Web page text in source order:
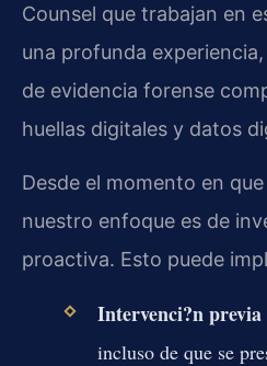
Counsel que trabajan en
una profunda
de evidencia forense
huellas digitales y datos
Desde el momento en
nuestro enfoque es de
proactiva. Esto puede
Intervenci?n previa
incluso de que se